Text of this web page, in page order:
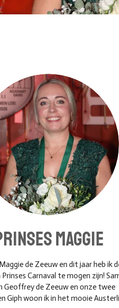
maggie
de Zeeuw en dit jaar heb ik
Carnaval te mogen zijn!
Geoffrey de Zeeuw en onze twee
Giph woon ik in het mooie